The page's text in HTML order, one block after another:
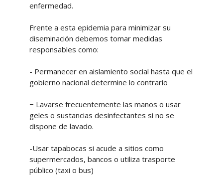
enfermedad.
Frente a esta epidemia para minimizar su
diseminación debemos tomar medidas
responsables como:
- Permanecer en aislamiento social hasta que el
gobierno nacional determine lo contrario
− Lavarse frecuentemente las manos o usar
geles o sustancias desinfectantes si no se
dispone de lavado.
-Usar tapabocas si acude a sitios como
supermercados, bancos o utiliza trasporte
público (taxi o bus)